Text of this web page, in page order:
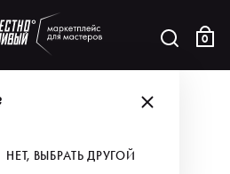
0
НЕТ, ВЫБРАТЬ ДРУГОЙ